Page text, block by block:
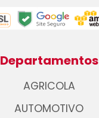
Departamentos
AGRICOLA
AUTOMOTIVO